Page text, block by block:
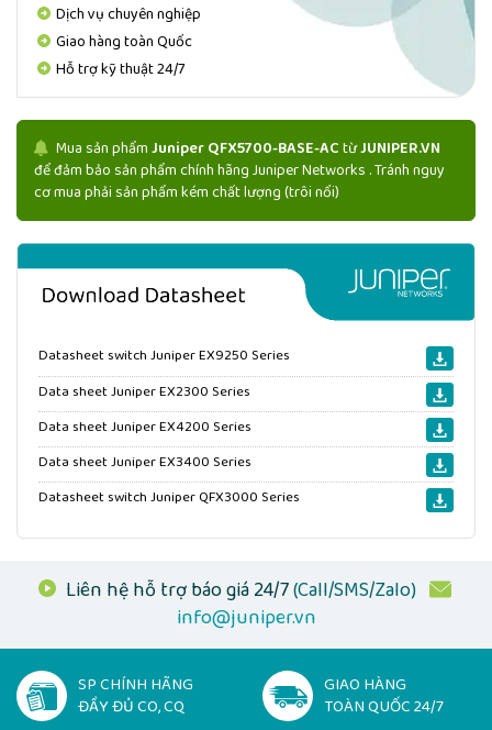
Dịch vụ chuyên nghiệp
Giao hàng toàn Quốc
Hỗ trợ kỹ thuật 24/7
Mua sản phẩmJuniper QFX5700-BASE-ACtừJUNIPER.VN
để đảm bảo sản phẩm chính hãng Juniper Networks . Tránh nguy
cơ mua phải sản phẩm kém chất lượng (trôi nổi)
Datasheet switch Juniper EX9250 Series
Data sheet Juniper EX2300 Series
Data sheet Juniper EX4200 Series
Data sheet Juniper EX3400 Series
Datasheet switch Juniper QFX3000 Series
Liên hệ hỗ trợ báo giá 24/7(Call/SMS/Zalo)
info@juniper.vn
SP CHÍNH HÃNG
ĐẦY ĐỦ CO, CQ
GIAO HÀNG
TOÀN QUỐC 24/7